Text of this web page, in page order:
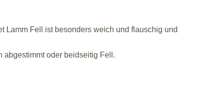
Lamm Fell ist besonders weich und flauschig und
abgestimmt oder beidseitig Fell.